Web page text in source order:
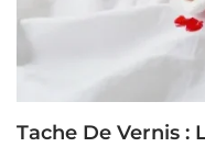
Tache De Vernis :